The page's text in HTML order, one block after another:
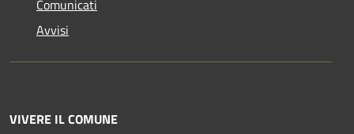
Comunicati
Avvisi
VIVERE IL COMUNE